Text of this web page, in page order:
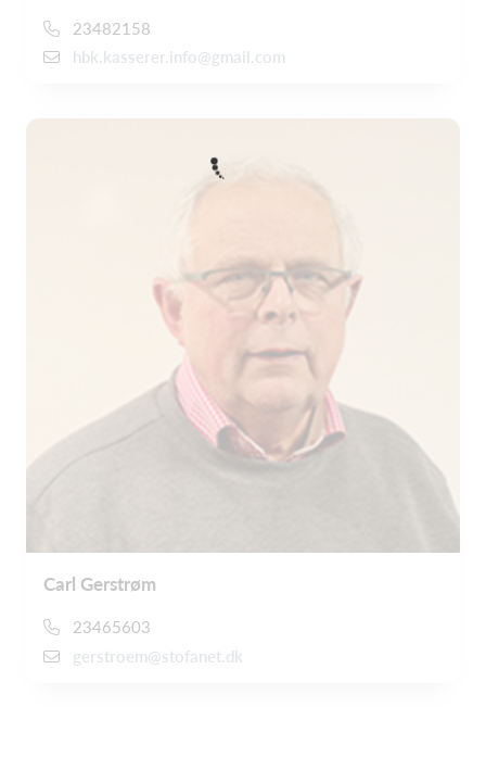
23482158
hbk.kasserer.info@gmail.com
Carl Gerstrøm
23465603
gerstroem@stofanet.dk